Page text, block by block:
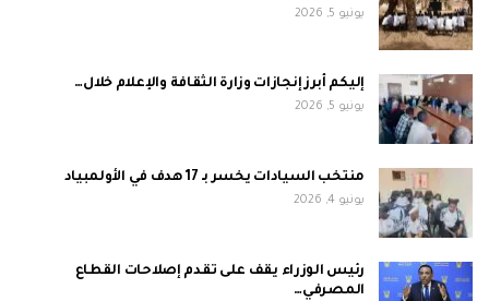
يونيو 5, 2026
إليكم أبرز إنجازات وزارة الثقافة والإعلام خلال…
يونيو 5, 2026
منتخب السيادات يخسر بـ 17 هدف في الأولمبياد
يونيو 4, 2026
رئيس الوزراء يقف على تقدم إصلاحات القطاع
المصرفي…